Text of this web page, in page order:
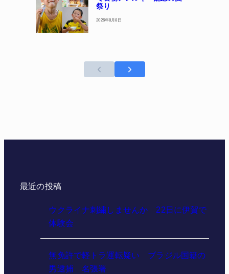
祭り
2026年8月8日
最近の投稿
ウクライナ刺繍しませんか 22日に伊賀で
体験会
無免許で軽トラ運転疑い ブラジル国籍の
男逮捕 名張署